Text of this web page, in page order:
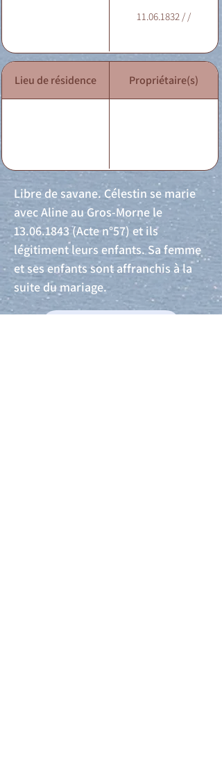
11.06.1832 / /
Lieu de résidence Propriétaire(s)
Libre de savane. Célestin se marie
avec Aline au Gros-Morne le
13.06.1843(Acte n°57) et ils
légitiment leurs enfants. Sa femme
et ses enfants sont affranchis à la
suite du mariage.